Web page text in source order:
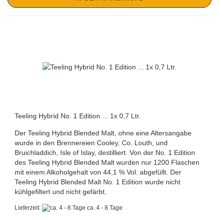
Teeling Hybrid No. 1 Edition ... 1x 0,7 Ltr.
Der Teeling Hybrid Blended Malt, ohne eine Altersangabe
wurde in den Brennereien Cooley, Co. Louth, und
Bruichladdich, Isle of Islay, destilliert. Von der No. 1 Edition
des Teeling Hybrid Blended Malt wurden nur 1200 Flaschen
mit einem Alkoholgehalt von 44,1 % Vol. abgefüllt. Der
Teeling Hybrid Blended Malt No. 1 Edition wurde nicht
kühlgefiltert und nicht gefärbt.
Lieferzeit: ca. 4 - 8 Tage